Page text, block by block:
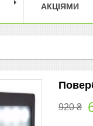
АКЦІЯМИ
920 ₴